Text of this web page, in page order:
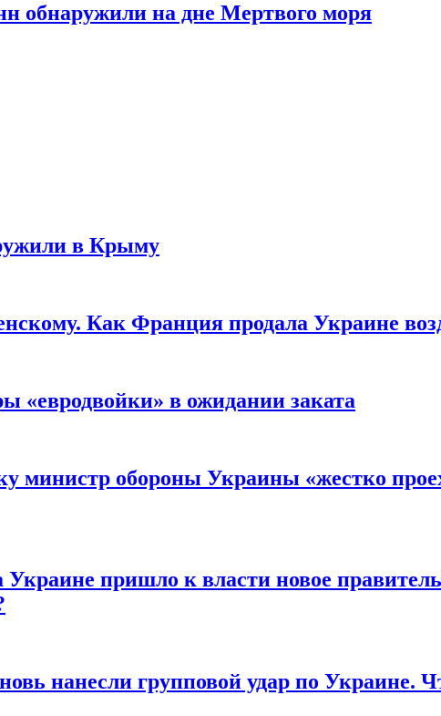
обнаружили на дне Мертвого моря
в Крыму
Как Франция продала Украине
«евродвойки» в ожидании заката
министр обороны Украины «жестко
пришло к власти новое
нанесли групповой удар по Украине.